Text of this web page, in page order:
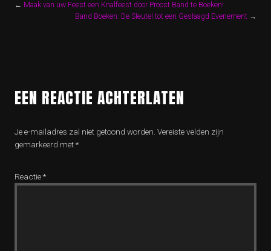
← Maak van uw Feest een Knalfeest door Proost Band te Boeken!
Band Boeken: De Sleutel tot een Geslaagd Evenement →
EEN REACTIE ACHTERLATEN
Je e-mailadres zal niet getoond worden. Vereiste velden zijn
gemarkeerd met*
Reactie*